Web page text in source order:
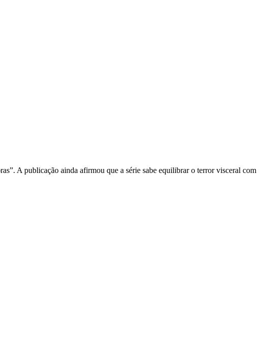
A publicação ainda afirmou que a série sabe equilibrar o terror visceral com